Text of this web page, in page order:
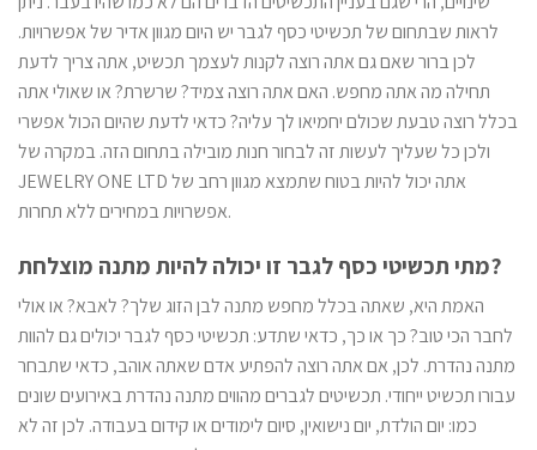
be
chosen
on
page
לראות שבתחום של תכשיטי כסף לגבר יש היום מגוון אדיר של אפשרויות.
לכן ברור שאם גם אתה רוצה לקנות לעצמך תכשיט, אתה צריך לדעת
תחילה מה אתה מחפש. האם אתה רוצה צמיד? שרשרת? או שאולי אתה
בכלל רוצה טבעת שכולם יחמיאו לך עליה? כדאי לדעת שהיום הכול אפשרי
ולכן כל שעליך לעשות זה לבחור חנות מובילה בתחום הזה. במקרה של
JEWELRY ONE LTD אתה יכול להיות בטוח שתמצא מגוון רחב של
אפשרויות במחירים ללא תחרות.
מתי תכשיטי כסף לגבר זו יכולה להיות מתנה מוצלחת?
האמת היא, שאתה בכלל מחפש מתנה לבן הזוג שלך? לאבא? או אולי
לחבר הכי טוב? כך או כך, כדאי שתדע: תכשיטי כסף לגבר יכולים גם להוות
מתנה נהדרת. לכן, אם אתה רוצה להפתיע אדם שאתה אוהב, כדאי שתבחר
עבורו תכשיט ייחודי. תכשיטים לגברים מהווים מתנה נהדרת באירועים שונים
כמו: יום הולדת, יום נישואין, סיום לימודים או קידום בעבודה. לכן זה לא